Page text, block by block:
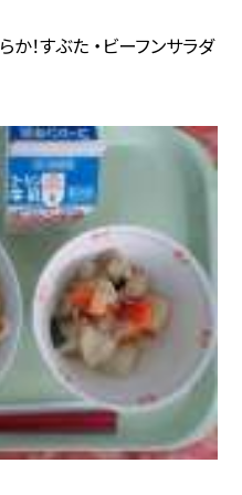
！すぶた ・ビーフンサラダ